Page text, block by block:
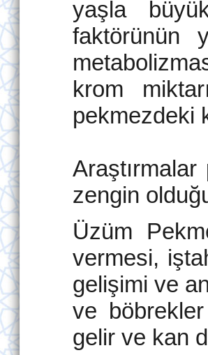
yaşla
faktörünün
krom
pekmezdeki
zengin
Üzüm
vermesi,
gelişimi ve
ve
gelir ve kan